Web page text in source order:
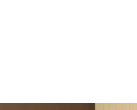
ROŚLINY OGRODOWE